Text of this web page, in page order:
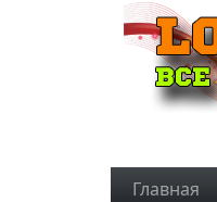
Главная